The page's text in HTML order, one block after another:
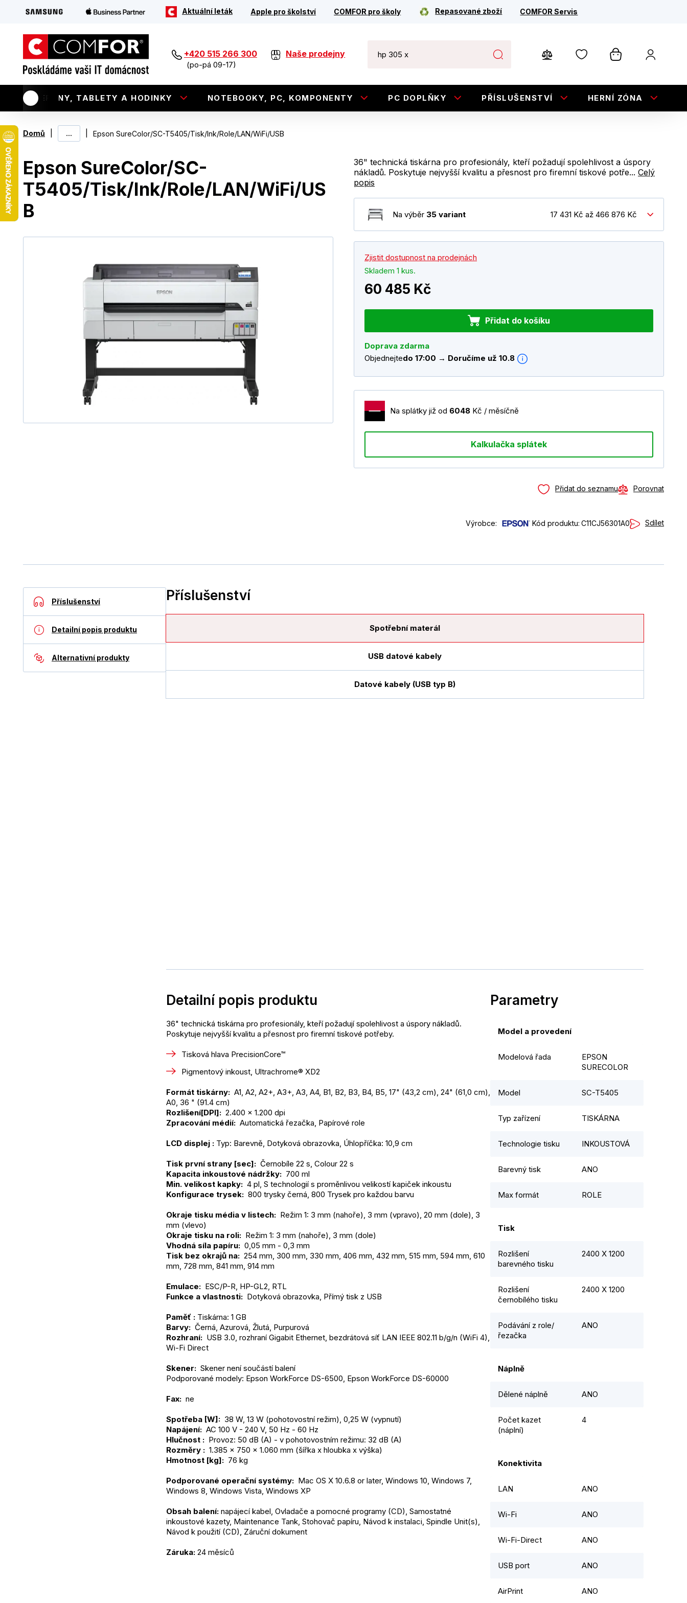
Aktuální leták Apple pro školství COMFOR pro školy Repasované zboží COMFOR Servis
+420 515 266 300
(po-pá 09-17)
Naše prodejny
TELEFONY, TABLETY A HODINKY NOTEBOOKY, PC, KOMPONENTY PC DOPLŇKY PŘÍSLUŠENSTVÍ HERNÍ ZÓNA
Domů ... Epson SureColor/SC-T5405/Tisk/Ink/Role/LAN/WiFi/USB
Epson SureColor/SC-
T5405/Tisk/Ink/Role/LAN/WiFi/US
B
36" technická tiskárna pro profesionály, kteří požadují spolehlivost a úspory
nákladů. Poskytuje nejvyšší kvalitu a přesnost pro firemní tiskové potře... Celý
popis
Na výběr 35 variant 17 431 Kč až 466 876 Kč
Zjistit dostupnost na prodejnách
Skladem 1 kus.
60 485 Kč
Přidat do košíku
Doprava zdarma
Objednejtedo 17:00 → Doručíme už 10.8
Na splátky již od 6048 Kč / měsíčně
Kalkulačka splátek
Přidat do seznamu Porovnat
Výrobce: Kód produktu: C11CJ56301A0 Sdílet
Příslušenství
Detailní popis produktu
Alternativní produkty
Příslušenství
Spotřební materál
USB datové kabely
Datové kabely (USB typ B)
Detailní popis produktu
36" technická tiskárna pro profesionály, kteří požadují spolehlivost a úspory nákladů.
Poskytuje nejvyšší kvalitu a přesnost pro firemní tiskové potřeby.
Tisková hlava PrecisionCore™
Pigmentový inkoust, Ultrachrome® XD2
Formát tiskárny: A1, A2, A2+, A3+, A3, A4, B1, B2, B3, B4, B5, 17" (43,2 cm), 24" (61,0 cm),
A0, 36 " (91.4 cm)
Rozlišení[DPI]: 2.400 x 1.200 dpi
Zpracování médií: Automatická řezačka, Papírové role
LCD displej : Typ: Barevně, Dotyková obrazovka, Úhlopříčka: 10,9 cm
Tisk první strany [sec]: Černobíle 22 s, Colour 22 s
Kapacita inkoustové nádržky: 700 ml
Min. velikost kapky: 4 pl, S technologií s proměnlivou velikostí kapiček inkoustu
Konfigurace trysek: 800 trysky černá, 800 Trysek pro každou barvu
Okraje tisku média v listech: Režim 1: 3 mm (nahoře), 3 mm (vpravo), 20 mm (dole), 3
mm (vlevo)
Okraje tisku na roli: Režim 1: 3 mm (nahoře), 3 mm (dole)
Vhodná síla papíru: 0,05 mm - 0,3 mm
Tisk bez okrajů na: 254 mm, 300 mm, 330 mm, 406 mm, 432 mm, 515 mm, 594 mm, 610
mm, 728 mm, 841 mm, 914 mm
Emulace: ESC/P-R, HP-GL2, RTL
Funkce a vlastnosti: Dotyková obrazovka, Přímý tisk z USB
Paměť : Tiskárna: 1 GB
Barvy: Černá, Azurová, Žlutá, Purpurová
Rozhraní: USB 3.0, rozhraní Gigabit Ethernet, bezdrátová síť LAN IEEE 802.11 b/g/n (WiFi 4),
Wi-Fi Direct
Skener: Skener není součástí balení
Podporované modely: Epson WorkForce DS-6500, Epson WorkForce DS-60000
Fax: ne
Spotřeba [W]: 38 W, 13 W (pohotovostní režim), 0,25 W (vypnutí)
Napájení: AC 100 V - 240 V, 50 Hz - 60 Hz
Hlučnost : Provoz: 50 dB (A) - v pohotovostním režimu: 32 dB (A)
Rozměry : 1.385 x 750 x 1.060 mm (šířka x hloubka x výška)
Hmotnost [kg]: 76 kg
Podporované operační systémy: Mac OS X 10.6.8 or later, Windows 10, Windows 7,
Windows 8, Windows Vista, Windows XP
Obsah balení: napájecí kabel, Ovladače a pomocné programy (CD), Samostatné
inkoustové kazety, Maintenance Tank, Stohovač papíru, Návod k instalaci, Spindle Unit(s),
Návod k použití (CD), Záruční dokument
Záruka: 24 měsíců
Parametry
Model a provedení
Modelová řada
EPSON
SURECOLOR
Model SC-T5405
Typ zařízení TISKÁRNA
Technologie tisku INKOUSTOVÁ
Barevný tisk ANO
Max formát ROLE
Tisk
Rozlišení
barevného tisku
2400 X 1200
Rozlišení
černobílého tisku
2400 X 1200
Podávání z role/
řezačka
ANO
Náplně
Dělené náplně ANO
Počet kazet
(náplní)
4
Konektivita
LAN ANO
Wi-Fi ANO
Wi-Fi-Direct ANO
USB port ANO
AirPrint ANO